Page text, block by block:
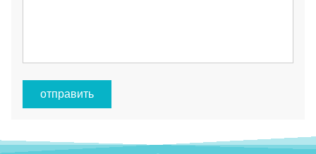
отправить